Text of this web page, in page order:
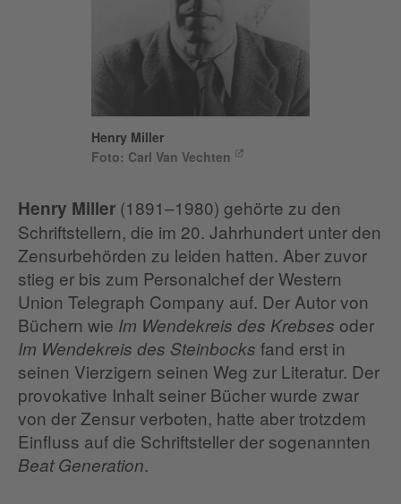
Henry Miller
Foto: Carl Van Vechten
Henry Miller (1891–1980) gehörte zu den
Schriftstellern, die im 20. Jahrhundert unter den
Zensurbehörden zu leiden hatten. Aber zuvor
stieg er bis zum Personalchef der Western
Union Telegraph Company auf. Der Autor von
Büchern wie Im Wendekreis des Krebses oder
Im Wendekreis des Steinbocks fand erst in
seinen Vierzigern seinen Weg zur Literatur. Der
provokative Inhalt seiner Bücher wurde zwar
von der Zensur verboten, hatte aber trotzdem
Einfluss auf die Schriftsteller der sogenannten
Beat Generation.